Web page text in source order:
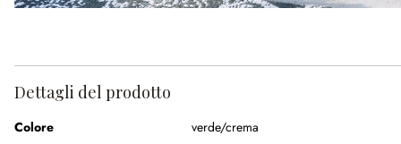
Dettagli del prodotto
Colore
verde/crema